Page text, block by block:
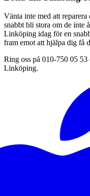
Vänta inte med att
snabbt bli stora om de inte
Linköping idag för en
fram emot att hjälpa dig få
Ring oss på 010-750 05 53
Linköping.